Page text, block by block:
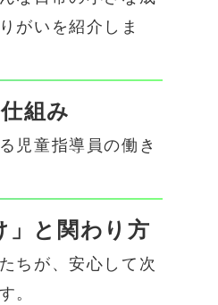
がいを紹介しま
組み
児童指導員の働き
」と関わり方
ちが、安心して次
。